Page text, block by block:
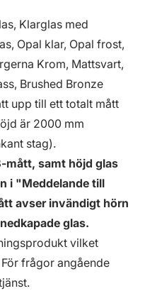
Klarglas med
Opal klar, Opal frost,
Krom, Mattsvart,
Brushed Bronze
upp till ett totalt mått
är 2000 mm
stag).
mått, samt höjd glas
i "Meddelande till
avser invändigt hörn
glas.
vilket
frågor angående